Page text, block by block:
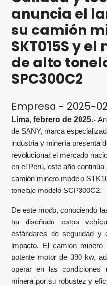
anuncia el
su camión
SKT015S y
de alto
SPC300C2
Empresa - 2025-02
Lima, febrero de 2025.-
de SANY, marca
industria y minería presenta
revolucionar el mercado
en el Perú, este año
camión minero modelo
tonelaje modelo SCP300C2.
De este modo, conociendo
ha diseñado estos
estándares de seguridad y
impacto. El camión minero
potente motor de 390 kw,
operar en las condiciones
minera por su robustez y